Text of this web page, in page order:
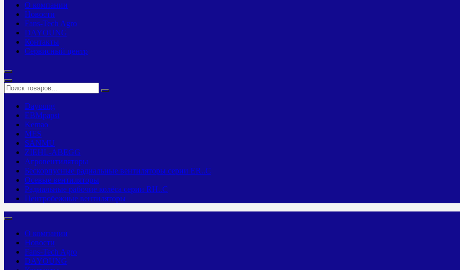
О компании
Новости
Fans-Tech Agro
DAYOUNG
Контакты
Сервисный центр
Dayoung
EBMpapst
Kemao
MES
SANMU
ZIEHL-ABEGG
Агровентиляторы
Бескорпусные радиальные вентиляторы серии ER..C
Осевые вентиляторы
Радиальные рабочие колёса серии RH..C
Центробежные вентиляторы
О компании
Новости
Fans-Tech Agro
DAYOUNG